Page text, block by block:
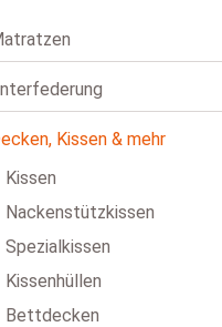
Kissen & mehr
Kissen
Nackenstützkissen
Spezialkissen
Kissenhüllen
Bettdecken